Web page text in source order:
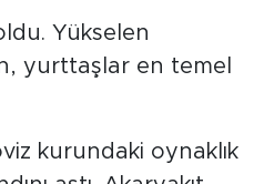
Yükselen
yurttaşlar en temel
kurundaki oynaklık